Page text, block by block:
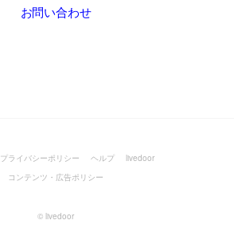
お問い合わせ
プライバシーポリシー ヘルプ
livedoor
コンテンツ・広告ポリシー
© livedoor